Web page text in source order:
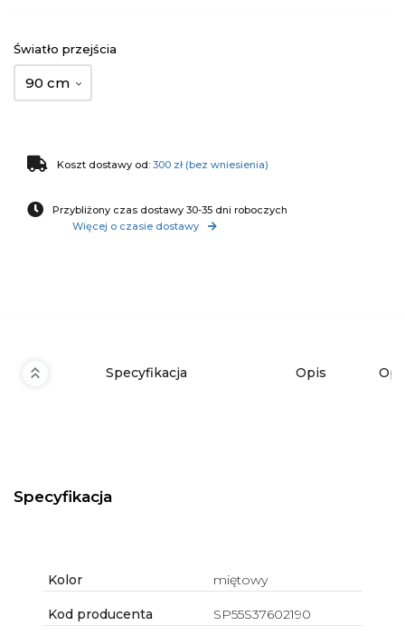
Światło przejścia
90 cm
Koszt dostawy od: 300 zł (bez wniesienia)
Przybliżony czas dostawy 30-35 dni roboczych
Więcej o czasie dostawy
Specyfikacja Opis
Specyfikacja
Kolor miętowy
Kod producenta SP55S37602190